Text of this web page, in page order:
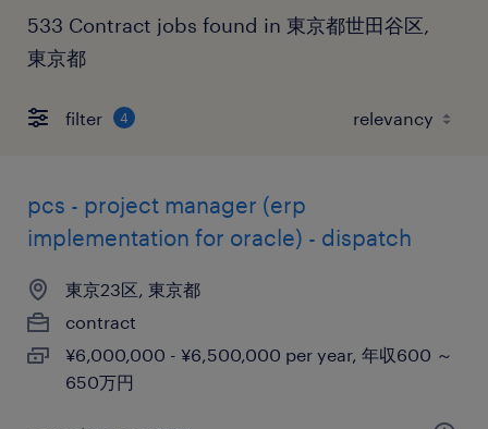
533 Contract jobs found in 東京都世田谷区,
東京都
filter 4
pcs - project manager (erp
implementation for oracle) - dispatch
東京23区, 東京都
contract
¥6,000,000 - ¥6,500,000 per year, 年収600 ～
650万円